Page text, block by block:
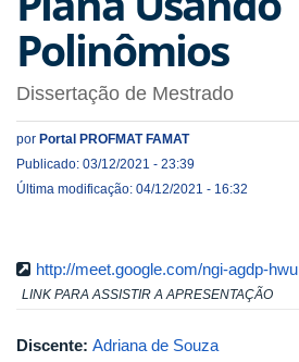
Polinômios
Dissertação de Mestrado
por Portal PROFMAT FAMAT
Publicado: 03/12/2021 - 23:39
Última modificação: 04/12/2021 - 16:32
http://meet.google.com/ngi-agdp-hwu
LINK PARA ASSISTIR A APRESENTAÇÃO
Discente: Adriana de Souza